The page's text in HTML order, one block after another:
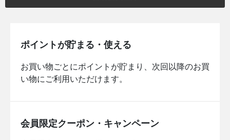
ポイントが貯まる・使える
お買い物ごとにポイントが貯まり、次回以降のお買
い物にご利用いただけます。
会員限定クーポン・キャンペーン